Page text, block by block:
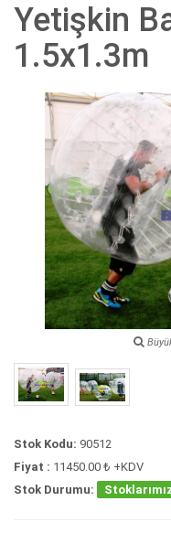
Yetişkin
1.5x1.3m
Stok Kodu: 90512
Fiyat : 11450.00 ₺ +KDV
Stok Durumu: